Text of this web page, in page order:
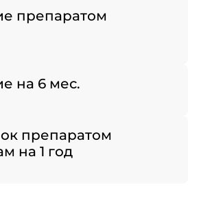
препаратом
на 6 мес.
препаратом
на 1 год